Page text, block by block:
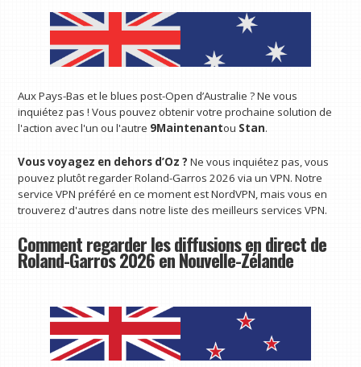
Aux Pays-Bas et le blues post-Open d’Australie ? Ne vous
inquiétez pas ! Vous pouvez obtenir votre prochaine solution de
l'action avec l'un ou l'autre 9Maintenantou Stan.
Vous voyagez en dehors d’Oz ? Ne vous inquiétez pas, vous
pouvez plutôt regarder Roland-Garros 2026 via un VPN. Notre
service VPN préféré en ce moment est NordVPN, mais vous en
trouverez d'autres dans notre liste des meilleurs services VPN.
Comment regarder les diffusions en direct de
Roland-Garros 2026 en Nouvelle-Zélande